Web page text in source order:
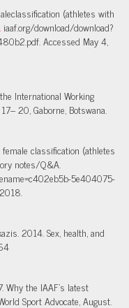
(athletes with
iaaf.org/download/download?
Accessed May 4,
International Working
20, Gaborne, Botswana.
classification (athletes
notes/Q&A.
5e404075-
2014. Sex, health, and
Why the IAAF’s latest
Sport Advocate, August.